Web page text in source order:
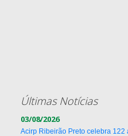
Últimas Notícias
03/08/2026
Acirp Ribeirão Preto celebra